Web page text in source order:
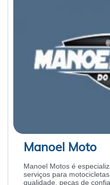
Manoel Moto
Manoel Motos é
serviços para
qualidade, peças de